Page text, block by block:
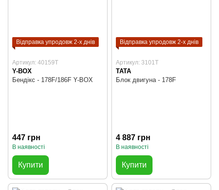
Відправка упродовж 2-х днів
Артикул: 40159T
Y-BOX
Бендікс - 178F/186F Y-BOX
447 грн
В наявності
Купити
Відправка упродовж 2-х днів
Артикул: 3101T
TATA
Блок двигуна - 178F
4 887 грн
В наявності
Купити